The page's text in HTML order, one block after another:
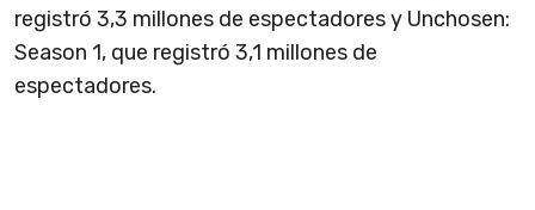
registró 3,3 millones de espectadores y Unchosen:
Season 1, que registró 3,1 millones de
espectadores.